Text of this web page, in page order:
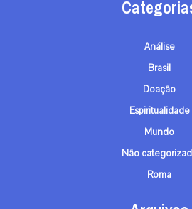
Análise
Brasil
Doação
Espiritualidade
Mundo
Não
Roma